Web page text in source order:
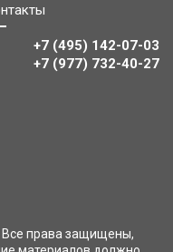
+7 (495) 142-07-03
‎‎+7 (977) 732-40-27
Все права защищены,